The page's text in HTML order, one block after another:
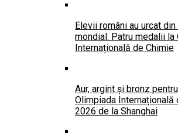
Elevii români au urcat
mondial. Patru medalii la
Internațională de Chimie
Aur, argint și bronz
Olimpiada Internațională
2026 de la Shanghai